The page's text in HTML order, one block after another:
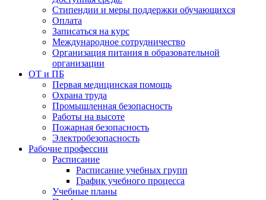
Стипендии и меры поддержки обучающихся
Оплата
Записаться на курс
Международное сотрудничество
Организация питания в образовательной
организации
ОТ и ПБ
Первая медицинская помощь
Охрана труда
Промышленная безопасность
Работы на высоте
Пожарная безопасность
Электробезопасность
Рабочие профессии
Расписание
Расписание учебных групп
График учебного процесса
Учебные планы